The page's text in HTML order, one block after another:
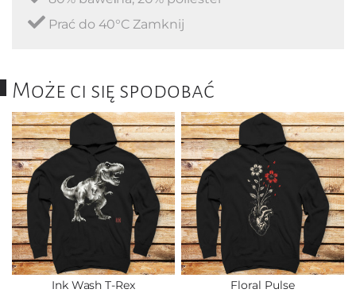
Prać do 40°C Zamknij
Może ci się spodobać
Ink Wash T-Rex Floral Pulse